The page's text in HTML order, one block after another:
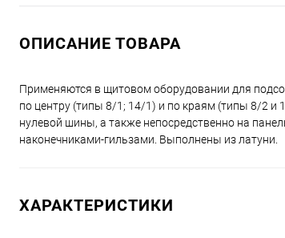
ОПИСАНИЕ ТОВАРА
Применяются в щитовом оборудовании для
по центру (типы 8/1; 14/1) и по краям (типы 8/2 и
нулевой шины, а также непосредственно на
наконечниками-гильзами. Выполнены из латуни.
ХАРАКТЕРИСТИКИ